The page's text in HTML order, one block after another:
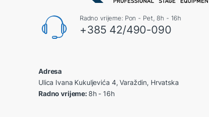
Radno vrijeme: Pon - Pet, 8h - 16h
+385 42/490-090
Adresa
Ulica Ivana Kukuljevića 4, Varaždin, Hrvatska
Radno vrijeme: 8h - 16h